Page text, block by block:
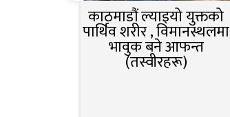
काठमाडौं ल्याइयो युक्तको
पार्थिव शरीर , विमानस्थलमा
भावुक बने आफन्त
(तस्वीरहरू)